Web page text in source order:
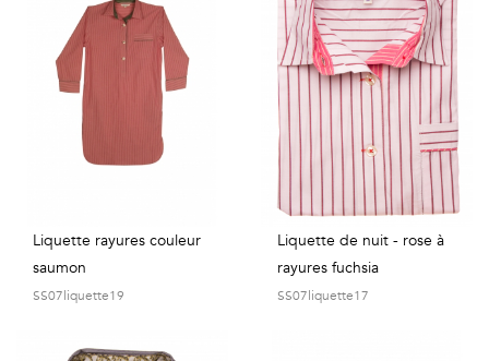
Liquette rayures couleur
saumon
SS07liquette19
Liquette de nuit - rose à
rayures fuchsia
SS07liquette17